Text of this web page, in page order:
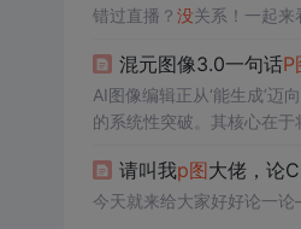
错过直播？ 没关系！一起来
混元图像3.0一句话P
AI图像编辑正从‘能生成’迈
的系统性突破。其核心在
修等强时效性场景，让语义
请叫我p图大佬，论
今天就来给大家好好论一